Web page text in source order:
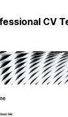
CV